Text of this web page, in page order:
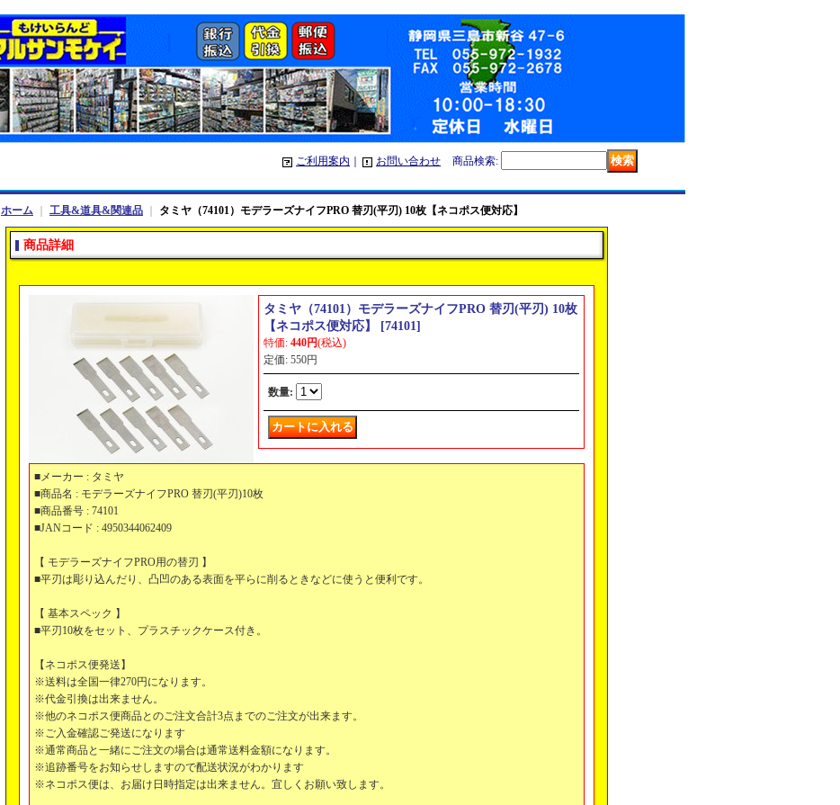
ご利用案内 お問い合わせ 商品検索:
ホーム 工具&道具&関連品 タミヤ（74101）モデラーズナイフPRO 替刃(平刃) 10枚【ネコポス便対応】
商品詳細
タミヤ（74101）モデラーズナイフPRO 替刃(平刃) 10枚
【ネコポス便対応】
[74101]
特価: 440円(税込)
定価: 550円
数量:
■メーカー : タミヤ
■商品名 : モデラーズナイフPRO 替刃(平刃)10枚
■商品番号 : 74101
■JANコード : 4950344062409
【 モデラーズナイフPRO用の替刃 】
■平刃は彫り込んだり、凸凹のある表面を平らに削るときなどに使うと便利です。
【 基本スペック 】
■平刃10枚をセット、プラスチックケース付き。
【ネコポス便発送】
※送料は全国一律270円になります。
※代金引換は出来ません。
※他のネコポス便商品とのご注文合計3点までのご注文が出来ます。
※ご入金確認ご発送になります
※通常商品と一緒にご注文の場合は通常送料金額になります。
※追跡番号をお知らせしますので配送状況がわかります
※ネコポス便は、お届け日時指定は出来ません。宜しくお願い致します。